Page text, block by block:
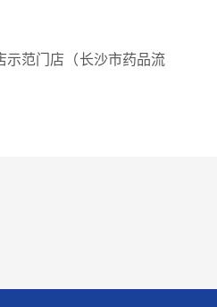
示范门店（长沙市药品流